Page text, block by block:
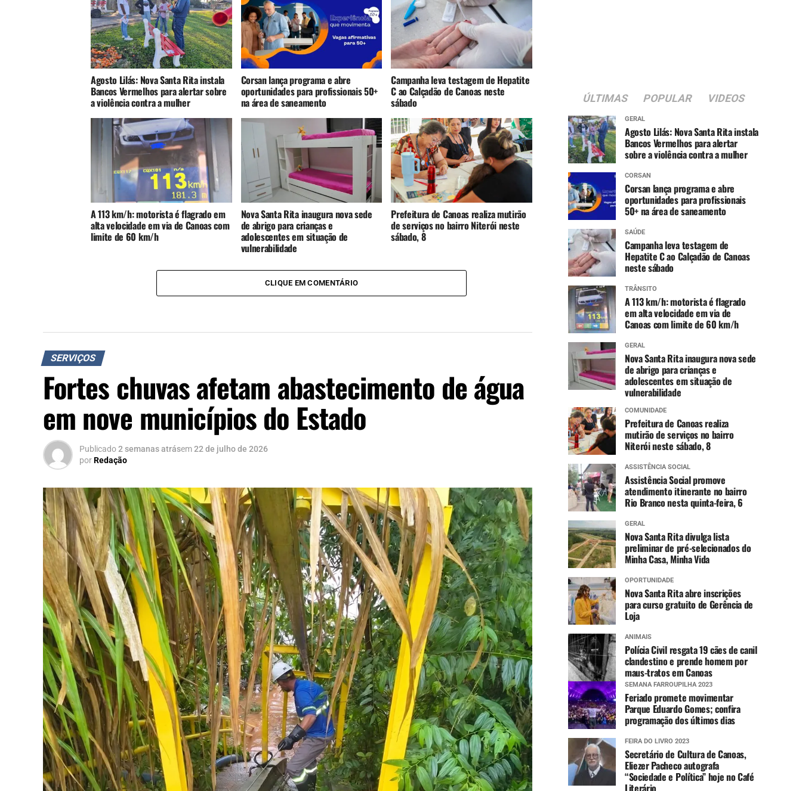
Agosto Lilás: Nova Santa Rita instala
Bancos Vermelhos para alertar sobre
a violência contra a mulher
Corsan lança programa e abre
oportunidades para profissionais 50+
na área de saneamento
Campanha leva testagem de Hepatite
C ao Calçadão de Canoas neste
sábado
A 113 km/h: motorista é flagrado em
alta velocidade em via de Canoas com
limite de 60 km/h
Nova Santa Rita inaugura nova sede
de abrigo para crianças e
adolescentes em situação de
vulnerabilidade
Prefeitura de Canoas realiza mutirão
de serviços no bairro Niterói neste
sábado, 8
CLIQUE EM COMENTÁRIO
SERVIÇOS
Fortes chuvas afetam abastecimento de água
em nove municípios do Estado
Publicado2 semanas atrásem22 de julho de 2026
porRedação
ÚLTIMAS POPULAR VIDEOS
GERAL
Agosto Lilás: Nova Santa Rita instala
Bancos Vermelhos para alertar
sobre a violência contra a mulher
CORSAN
Corsan lança programa e abre
oportunidades para profissionais
50+ na área de saneamento
SAÚDE
Campanha leva testagem de
Hepatite C ao Calçadão de Canoas
neste sábado
TRÂNSITO
A 113 km/h: motorista é flagrado
em alta velocidade em via de
Canoas com limite de 60 km/h
GERAL
Nova Santa Rita inaugura nova sede
de abrigo para crianças e
adolescentes em situação de
vulnerabilidade
COMUNIDADE
Prefeitura de Canoas realiza
mutirão de serviços no bairro
Niterói neste sábado, 8
ASSISTÊNCIA SOCIAL
Assistência Social promove
atendimento itinerante no bairro
Rio Branco nesta quinta-feira, 6
GERAL
Nova Santa Rita divulga lista
preliminar de pré-selecionados do
Minha Casa, Minha Vida
OPORTUNIDADE
Nova Santa Rita abre inscrições
para curso gratuito de Gerência de
Loja
ANIMAIS
Polícia Civil resgata 19 cães de canil
clandestino e prende homem por
maus-tratos em Canoas
SEMANA FARROUPILHA 2023
Feriado promete movimentar
Parque Eduardo Gomes; confira
programação dos últimos dias
FEIRA DO LIVRO 2023
Secretário de Cultura de Canoas,
Eliezer Pacheco autografa
“Sociedade e Política” hoje no Café
Literário